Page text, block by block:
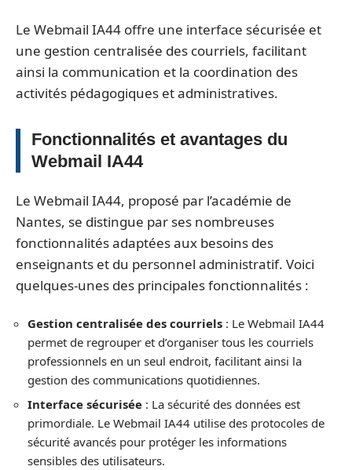
Le Webmail IA44 offre une interface sécurisée et
une gestion centralisée des courriels, facilitant
ainsi la communication et la coordination des
activités pédagogiques et administratives.
Fonctionnalités et avantages du
Webmail IA44
Le Webmail IA44, proposé par l’académie de
Nantes, se distingue par ses nombreuses
fonctionnalités adaptées aux besoins des
enseignants et du personnel administratif. Voici
quelques-unes des principales fonctionnalités :
Gestion centralisée des courriels : Le Webmail IA44
permet de regrouper et d’organiser tous les courriels
professionnels en un seul endroit, facilitant ainsi la
gestion des communications quotidiennes.
Interface sécurisée : La sécurité des données est
primordiale. Le Webmail IA44 utilise des protocoles de
sécurité avancés pour protéger les informations
sensibles des utilisateurs.